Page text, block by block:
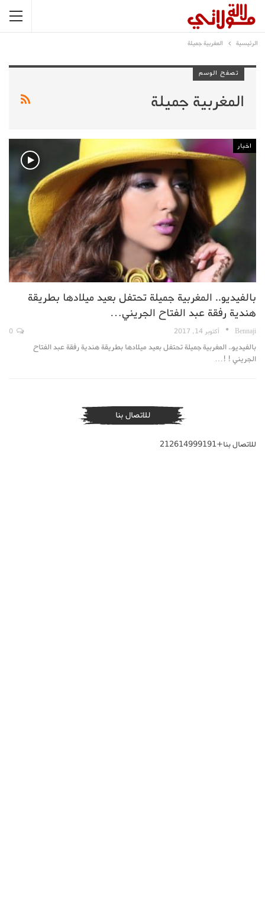
الرئيسية المغربية جميلة
تصفح الوسم
المغربية جميلة
اخبار
بالفيديو.. المغربية جميلة تحتفل بعيد ميلادها بطريقة
هندية رفقة عبد الفتاح الجريني…
Bennaji أكتوبر 14, 2017
بالفيديو.. المغربية جميلة تحتفل بعيد ميلادها بطريقة هندية رفقة عبد الفتاح
الجريني ! !…
للاتصال بنا
للاتصال بنا+212614999191